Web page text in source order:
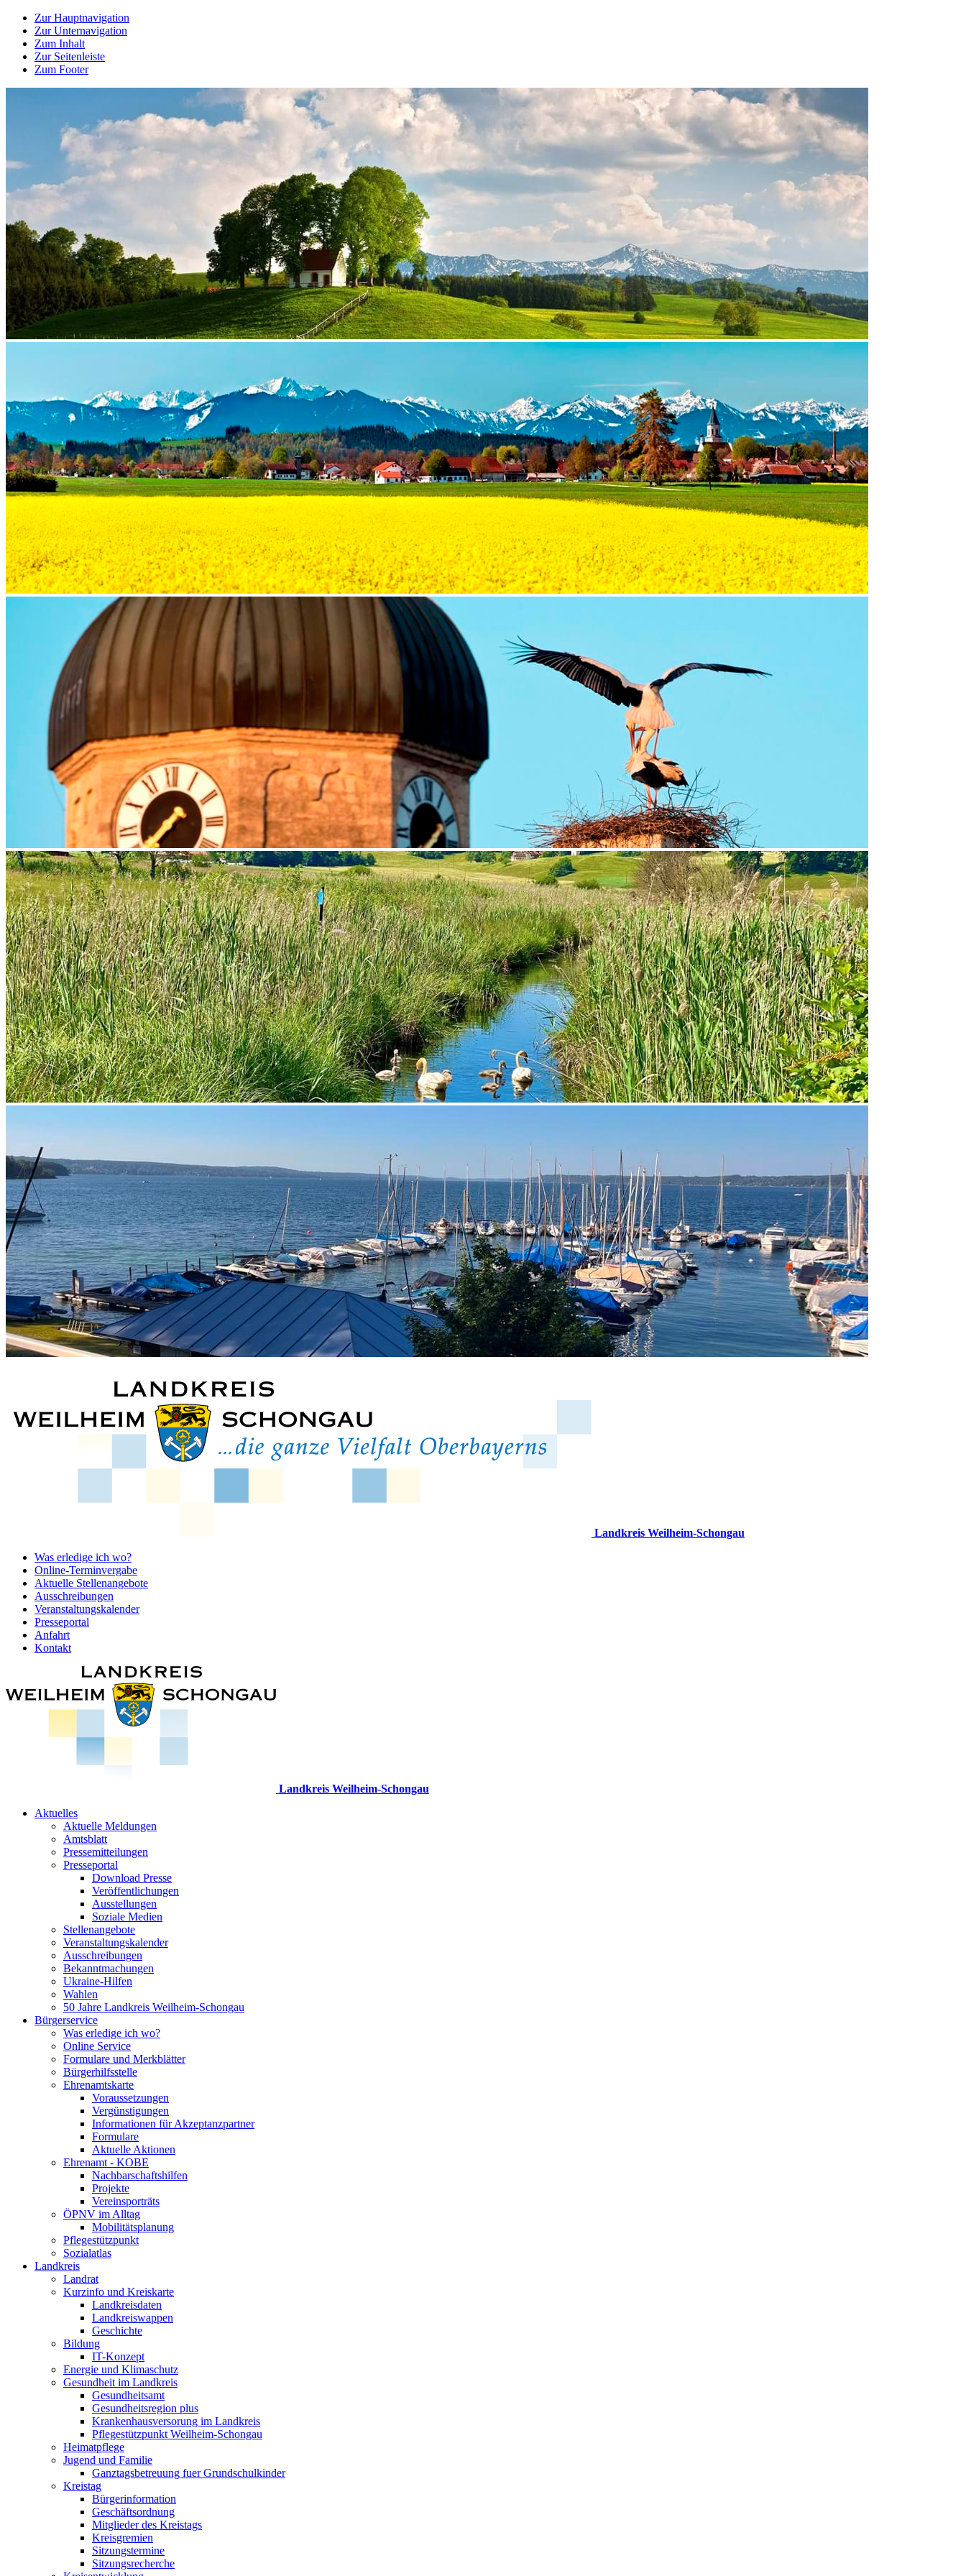
Zur Hauptnavigation
Zur Unternavigation
Zum Inhalt
Zur Seitenleiste
Zum Footer
Landkreis Weilheim-Schongau
Was erledige ich wo?
Online-Terminvergabe
Aktuelle Stellenangebote
Ausschreibungen
Veranstaltungskalender
Presseportal
Anfahrt
Kontakt
Landkreis Weilheim-Schongau
Aktuelles
Aktuelle Meldungen
Amtsblatt
Pressemitteilungen
Presseportal
Download Presse
Veröffentlichungen
Ausstellungen
Soziale Medien
Stellenangebote
Veranstaltungskalender
Ausschreibungen
Bekanntmachungen
Ukraine-Hilfen
Wahlen
50 Jahre Landkreis Weilheim-Schongau
Bürgerservice
Was erledige ich wo?
Online Service
Formulare und Merkblätter
Bürgerhilfsstelle
Ehrenamtskarte
Voraussetzungen
Vergünstigungen
Informationen für Akzeptanzpartner
Formulare
Aktuelle Aktionen
Ehrenamt - KOBE
Nachbarschaftshilfen
Projekte
Vereinsporträts
ÖPNV im Alltag
Mobilitätsplanung
Pflegestützpunkt
Sozialatlas
Landkreis
Landrat
Kurzinfo und Kreiskarte
Landkreisdaten
Landkreiswappen
Geschichte
Bildung
IT-Konzept
Energie und Klimaschutz
Gesundheit im Landkreis
Gesundheitsamt
Gesundheitsregion plus
Krankenhausversorung im Landkreis
Pflegestützpunkt Weilheim-Schongau
Heimatpflege
Jugend und Familie
Ganztagsbetreuung fuer Grundschulkinder
Kreistag
Bürgerinformation
Geschäftsordnung
Mitglieder des Kreistags
Kreisgremien
Sitzungstermine
Sitzungsrecherche